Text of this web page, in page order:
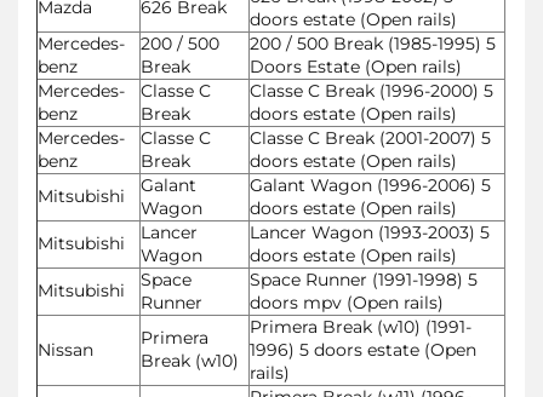
Mazda
626 Break
doors estate (Open rails)
Mercedes-
benz
200 / 500
Break
200 / 500 Break (1985-1995) 5
Doors Estate (Open rails)
Mercedes-
benz
Classe C
Break
Classe C Break (1996-2000) 5
doors estate (Open rails)
Mercedes-
benz
Classe C
Break
Classe C Break (2001-2007) 5
doors estate (Open rails)
Mitsubishi
Galant
Wagon
Galant Wagon (1996-2006) 5
doors estate (Open rails)
Mitsubishi
Lancer
Wagon
Lancer Wagon (1993-2003) 5
doors estate (Open rails)
Mitsubishi
Space
Runner
Space Runner (1991-1998) 5
doors mpv (Open rails)
Nissan
Primera
Break (w10)
Primera Break (w10) (1991-
1996) 5 doors estate (Open
rails)